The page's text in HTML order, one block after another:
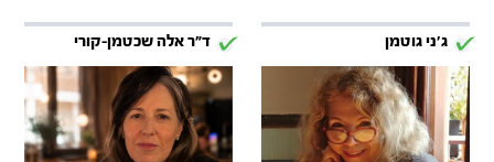
ג'ני גוטמן ד"ר אלה שכטמן-קורי